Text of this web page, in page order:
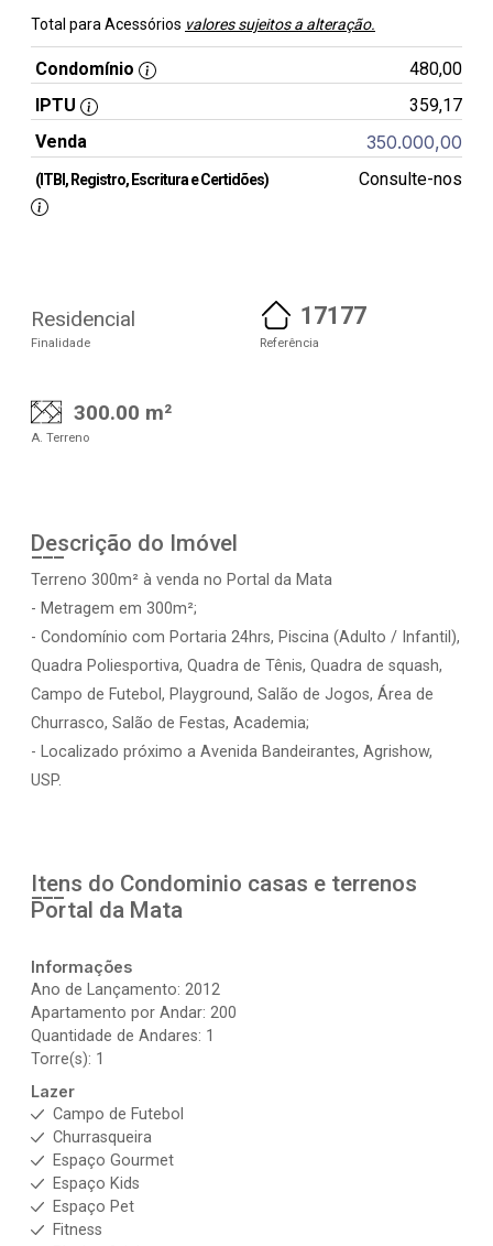
Total para Acessórios valores sujeitos a alteração.
Condomínio
480,00
IPTU
359,17
Venda
350.000,00
(ITBI, Registro, Escritura e Certidões) Consulte-nos
Residencial
Finalidade
17177
Referência
300.00 m²
A. Terreno
Descrição do Imóvel
Terreno 300m² à venda no Portal da Mata
- Metragem em 300m²;
- Condomínio com Portaria 24hrs, Piscina (Adulto / Infantil),
Quadra Poliesportiva, Quadra de Tênis, Quadra de squash,
Campo de Futebol, Playground, Salão de Jogos, Área de
Churrasco, Salão de Festas, Academia;
- Localizado próximo a Avenida Bandeirantes, Agrishow,
USP.
Itens do Condominio casas e terrenos
Portal da Mata
Informações
Ano de Lançamento: 2012
Apartamento por Andar: 200
Quantidade de Andares: 1
Torre(s): 1
Lazer
Campo de Futebol
Churrasqueira
Espaço Gourmet
Espaço Kids
Espaço Pet
Fitness